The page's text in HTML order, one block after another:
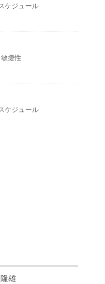
ケジュール
捷性
ケジュール
雄